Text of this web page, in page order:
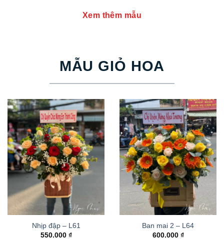
Xem thêm mẫu
MẪU GIỎ HOA
Nhịp đập – L61
550.000 ₫
Ban mai 2 – L64
600.000 ₫